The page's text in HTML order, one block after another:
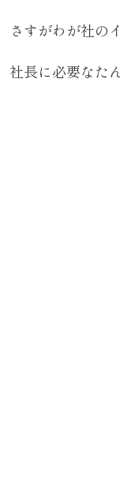
さすがわが社の
社長に必要なた